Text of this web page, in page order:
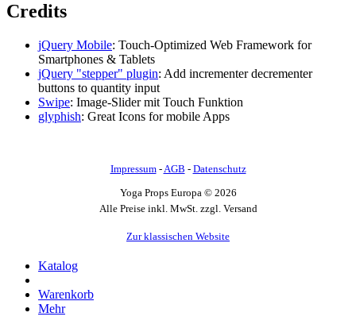
Credits
jQuery Mobile: Touch-Optimized Web Framework for
Smartphones & Tablets
jQuery "stepper" plugin: Add incrementer decrementer
buttons to quantity input
Swipe: Image-Slider mit Touch Funktion
glyphish: Great Icons for mobile Apps
Impressum-AGB - Datenschutz
Yoga Props Europa © 2026
Alle Preise inkl. MwSt. zzgl. Versand
Zur klassischen Website
Katalog
Warenkorb
Mehr